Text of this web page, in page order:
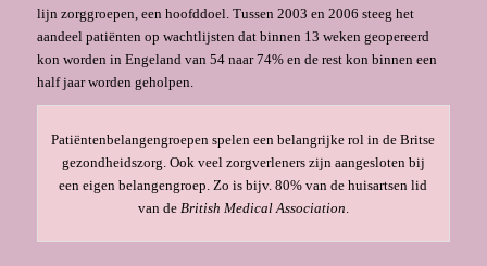
lijn zorggroepen, een hoofddoel. Tussen 2003 en 2006 steeg het
aandeel patiënten op wachtlijsten dat binnen 13 weken geopereerd
kon worden in Engeland van 54 naar 74% en de rest kon binnen een
half jaar worden geholpen.
Patiëntenbelangengroepen spelen een be­langrijke rol in de Britse
gezondheidszorg. Ook veel zorgverleners zijn aangesloten bij
een eigen belan­gengroep. Zo is bijv. 80% van de huisartsen lid
van de British Medical Association